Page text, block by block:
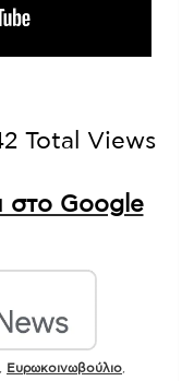
Total Views
στο Google
Ευρωκοινωβούλιο